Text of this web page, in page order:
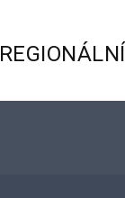
REGIONÁLNÍ